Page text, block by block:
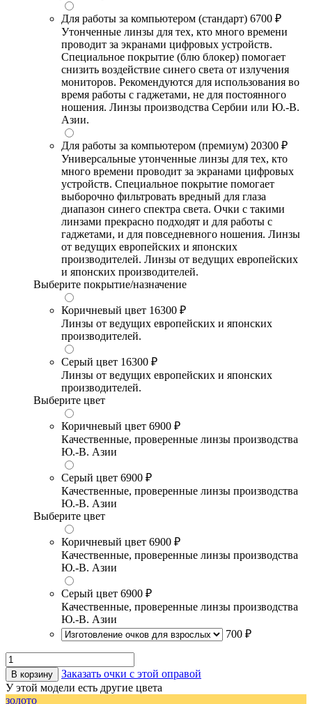
Для работы за компьютером (стандарт) 6700 ₽
Утонченные линзы для тех, кто много времени
проводит за экранами цифровых устройств.
Специальное покрытие (блю блокер) помогает
снизить воздействие синего света от излучения
мониторов. Рекомендуются для использования во
время работы с гаджетами, не для постоянного
ношения. Линзы производства Сербии или Ю.-В.
Азии.
Для работы за компьютером (премиум) 20300 ₽
Универсальные утонченные линзы для тех, кто
много времени проводит за экранами цифровых
устройств. Специальное покрытие помогает
выборочно фильтровать вредный для глаза
диапазон синего спектра света. Очки с такими
линзами прекрасно подходят и для работы с
гаджетами, и для повседневного ношения. Линзы
от ведущих европейских и японских
производителей. Линзы от ведущих европейских
и японских производителей.
Выберите покрытие/назначение
Коричневый цвет 16300 ₽
Линзы от ведущих европейских и японских
производителей.
Серый цвет 16300 ₽
Линзы от ведущих европейских и японских
производителей.
Выберите цвет
Коричневый цвет 6900 ₽
Качественные, проверенные линзы производства
Ю.-В. Азии
Серый цвет 6900 ₽
Качественные, проверенные линзы производства
Ю.-В. Азии
Выберите цвет
Коричневый цвет 6900 ₽
Качественные, проверенные линзы производства
Ю.-В. Азии
Серый цвет 6900 ₽
Качественные, проверенные линзы производства
Ю.-В. Азии
700 ₽
В корзину
Заказать очки с этой оправой
У этой модели есть другие цвета
золото